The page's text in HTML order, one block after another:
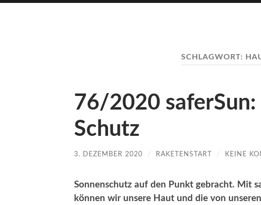
SCHLAGWORT:
76/2020 saferSun:
Schutz
3. DEZEMBER 2020 / RAKETENSTART / KEINE
Sonnenschutz auf den Punkt gebracht. Mit
können wir unsere Haut und die von